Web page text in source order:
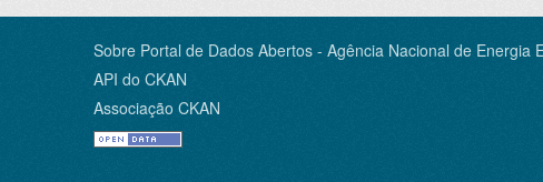
Sobre Portal de Dados Abertos - Agência Nacional de Energia
API do CKAN
Associação CKAN